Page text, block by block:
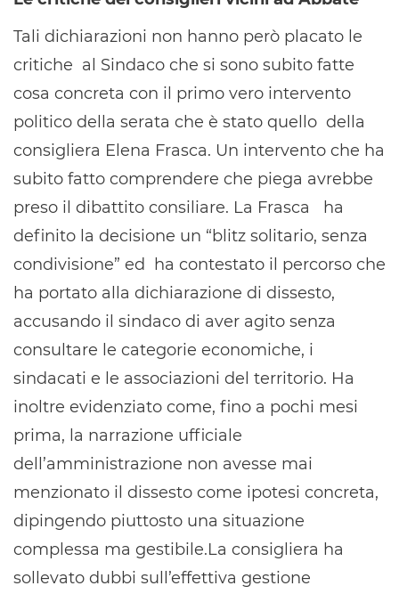
Tali dichiarazioni non hanno però placato le
critiche al Sindaco che si sono subito fatte
cosa concreta con il primo vero intervento
politico della serata che è stato quello della
consigliera Elena Frasca. Un intervento che ha
subito fatto comprendere che piega avrebbe
preso il dibattito consiliare. La Frasca ha
definito la decisione un “blitz solitario, senza
condivisione” ed ha contestato il percorso che
ha portato alla dichiarazione di dissesto,
accusando il sindaco di aver agito senza
consultare le categorie economiche, i
sindacati e le associazioni del territorio. Ha
inoltre evidenziato come, fino a pochi mesi
prima, la narrazione ufficiale
dell’amministrazione non avesse mai
menzionato il dissesto come ipotesi concreta,
dipingendo piuttosto una situazione
complessa ma gestibile.La consigliera ha
sollevato dubbi sull’effettiva gestione